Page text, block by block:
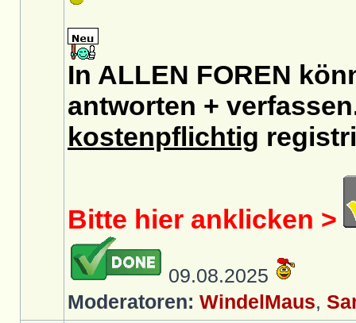
In ALLEN FOREN
antworten +
kostenpflichtig
Bitte hier anklicken >
09.08.2025
Moderatoren: WindelMaus,